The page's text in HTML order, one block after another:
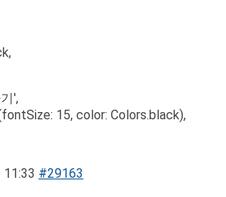
',
15, color: Colors.black),
#29163